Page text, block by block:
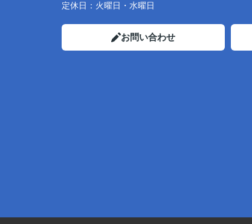
定休日： 火曜日・水曜日
お問い合わせ